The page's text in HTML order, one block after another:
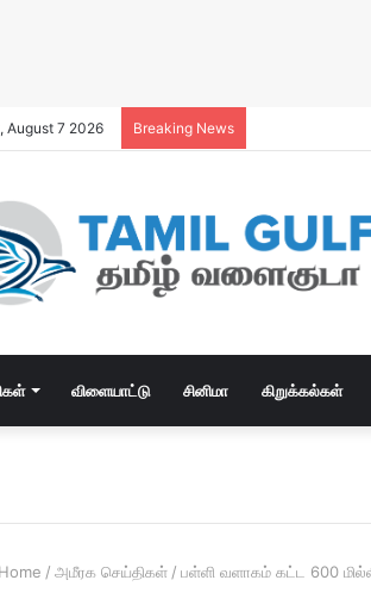
August 7 2026 Breaking News
விளையாட்டு சினிமா கிறுக்கல்கள்
Home / அமீரக செய்திகள் / பள்ளி வளாகம் கட்ட 600